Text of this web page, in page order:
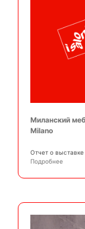
Миланский
Milano
Отчет о выставке
Подробнее